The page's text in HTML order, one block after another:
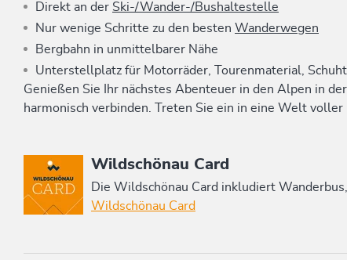
Direkt an der Ski-/Wander-/Bushaltestelle
Nur wenige Schritte zu den besten Wanderwegen
Bergbahn in unmittelbarer Nähe
Unterstellplatz für Motorräder, Tourenmaterial,
Genießen Sie Ihr nächstes Abenteuer in den Alpen in der
harmonisch verbinden. Treten Sie ein in eine Welt voller
Diese Unterkunft ist Mitglied von
Wildschönau Card
Die Wildschönau Card inkludiert
Wildschönau Card